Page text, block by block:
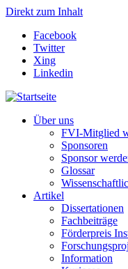
Direkt zum Inhalt
Facebook
Twitter
Xing
Linkedin
Über uns
FVI-Mitglied
Sponsoren
Sponsor
Glossar
Artikel
Dissertationen
Fachbeiträge
Förderpreis
Information